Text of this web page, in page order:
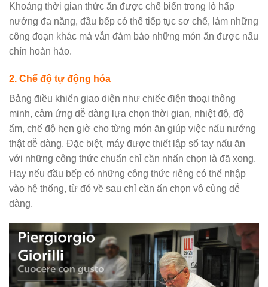
Khoảng thời gian thức ăn được chế biến trong lò hấp
nướng đa năng, đầu bếp có thể tiếp tục sơ chế, làm những
công đoạn khác mà vẫn đảm bảo những món ăn được nấu
chín hoàn hảo.
2. Chế độ tự động hóa
Bảng điều khiển giao diện như chiếc điện thoại thông
minh, cảm ứng dễ dàng lựa chọn thời gian, nhiệt độ, độ
ẩm, chế độ hẹn giờ cho từng món ăn giúp việc nấu nướng
thật dễ dàng. Đặc biệt, máy được thiết lập sổ tay nấu ăn
với những công thức chuẩn chỉ cần nhấn chọn là đã xong.
Hay nếu đầu bếp có những công thức riêng có thể nhập
vào hệ thống, từ đó về sau chỉ cần ấn chọn vô cùng dễ
dàng.